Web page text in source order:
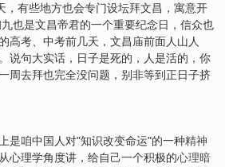
，有些地方也会专门设坛拜文昌，寓意开
也是文昌帝君的一个重要纪念日，信众也
高考、中考前几天，文昌庙前面人山人
说句大实话，日子是死的，人是活的，你
周去拜也完全没问题，别非等到正日子挤
是咱中国人对"知识改变命运"的一种精神
心理学角度讲，给自己一个积极的心理暗